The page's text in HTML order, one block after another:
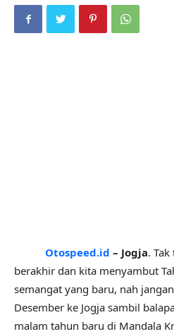
Otospeed.id – Jogja.
berakhir dan kita menyambut
semangat yang baru, nah
Desember ke Jogja sambil
malam tahun baru di Mandala